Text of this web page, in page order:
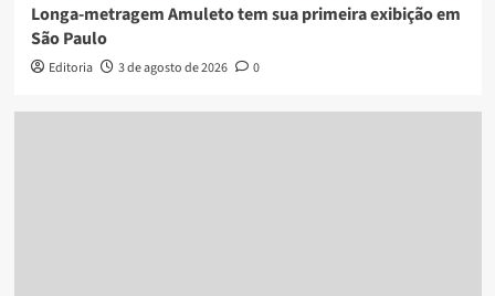
Longa-metragem Amuleto tem sua primeira exibição em
São Paulo
Editoria 3 de agosto de 2026 0